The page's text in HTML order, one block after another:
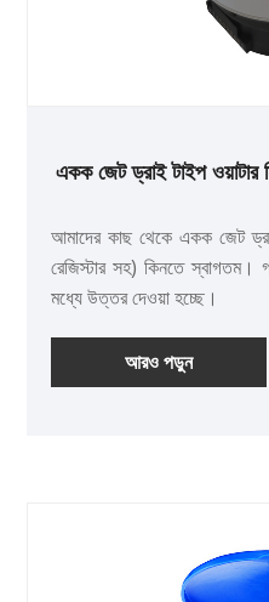
একক জেট ড্রাই টাইপ ওয়াটার
আমাদের কাছ থেকে একক জেট
রেজিস্টার সহ) কিনতে স্বাগতম।
মধ্যে উত্তর দেওয়া হচ্ছে।
আরও পড়ুন